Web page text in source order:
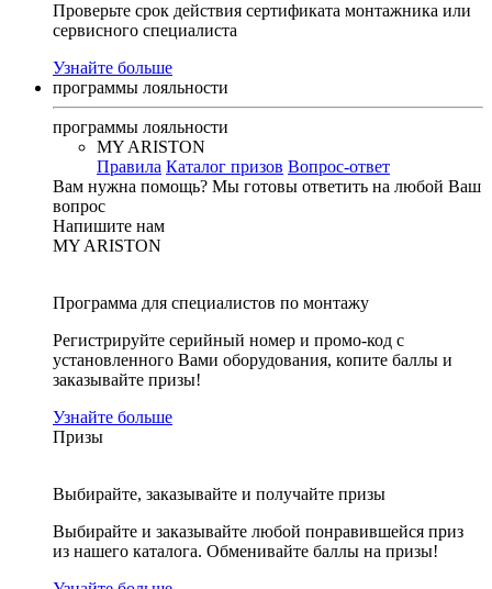
Проверьте срок действия сертификата монтажника или
сервисного специалиста
Узнайте больше
программы лояльности
программы лояльности
MY ARISTON
Правила Каталог призов Вопрос-ответ
Вам нужна помощь? Мы готовы ответить на любой Ваш
вопрос
Напишите нам
MY ARISTON
Программа для специалистов по монтажу
Регистрируйте серийный номер и промо-код с
установленного Вами оборудования, копите баллы и
заказывайте призы!
Узнайте больше
Призы
Выбирайте, заказывайте и получайте призы
Выбирайте и заказывайте любой понравившейся приз
из нашего каталога. Обменивайте баллы на призы!